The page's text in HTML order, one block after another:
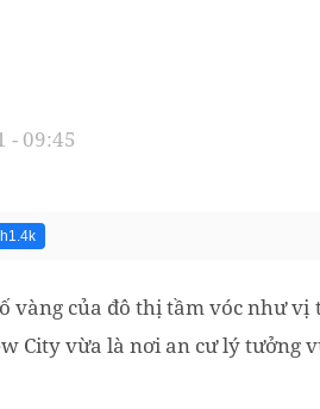
- 09:45
1.4k
vàng của đô thị tầm vóc như
City vừa là nơi an cư lý tưởng